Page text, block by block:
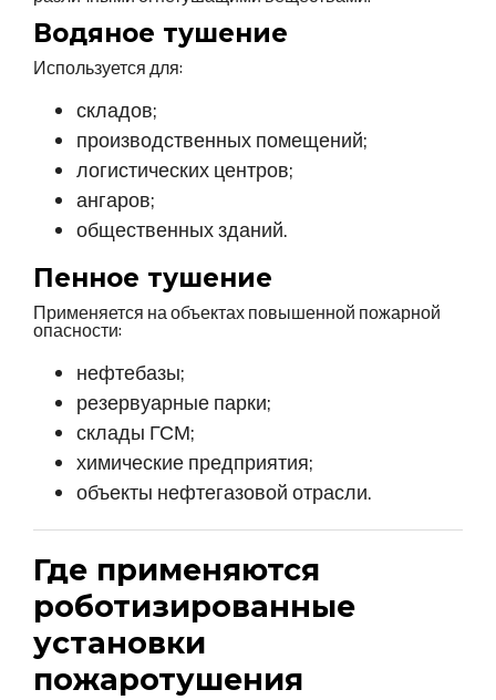
Водяное тушение
Используется для:
складов;
производственных помещений;
логистических центров;
ангаров;
общественных зданий.
Пенное тушение
Применяется на объектах повышенной пожарной
опасности:
нефтебазы;
резервуарные парки;
склады ГСМ;
химические предприятия;
объекты нефтегазовой отрасли.
Где применяются
роботизированные
установки
пожаротушения